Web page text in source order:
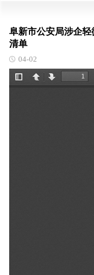
阜新市公安局涉企
清单
04-02